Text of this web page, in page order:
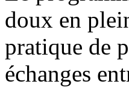
doux en
pratique de
échanges